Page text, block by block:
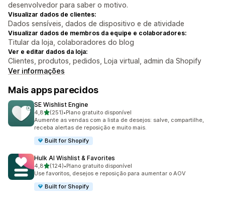
desenvolvedor para saber o motivo.
Visualizar dados de clientes:
Dados sensíveis, dados de dispositivo e de atividade
Visualizar dados de membros da equipe e colaboradores:
Titular da loja, colaboradores do blog
Ver e editar dados da loja:
Clientes, produtos, pedidos, Loja virtual, admin da Shopify
Ver informações
Mais apps parecidos
SE Wishlist Engine
4,8de 5 estrelas
(251)
251 avaliações ao todo
•Plano gratuito disponível
Aumente as vendas com a lista de desejos: salve, compartilhe,
receba alertas de reposição e muito mais.
Built for Shopify
Hulk AI Wishlist & Favorites
4,8de 5 estrelas
(124)
124 avaliações ao todo
•Plano gratuito disponível
Use favoritos, desejos e reposição para aumentar o AOV
Built for Shopify